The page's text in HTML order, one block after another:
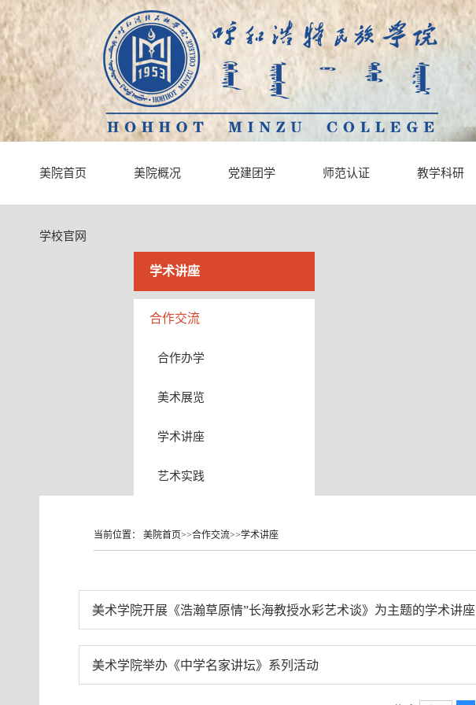
美院首页 美院概况 党建团学 师范认证 教学科研
学校官网
学术讲座
合作交流
合作办学
美术展览
学术讲座
艺术实践
当前位置： 美院首页>>合作交流>>学术讲座
美术学院开展《浩瀚草原情”长海教授水彩艺术谈》为主题的学术讲座
美术学院举办《中学名家讲坛》系列活动